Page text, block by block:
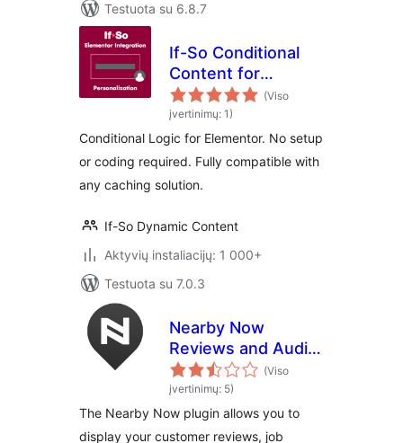
Testuota su 6.8.7
If-So Conditional
Content for
Elementor
(Viso
įvertinimų: 1)
Conditional Logic for Elementor. No setup
or coding required. Fully compatible with
any caching solution.
If-So Dynamic Content
Aktyvių instaliacijų: 1 000+
Testuota su 7.0.3
Nearby Now
Reviews and Audio
Testimonials(Viso
įvertinimų: 5)
The Nearby Now plugin allows you to
display your customer reviews, job